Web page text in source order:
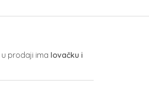
u prodaji ima lovačku i